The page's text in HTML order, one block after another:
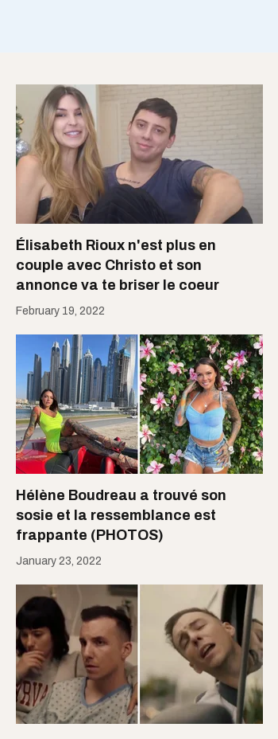
Élisabeth Rioux n'est plus en
couple avec Christo et son
annonce va te briser le coeur
February 19, 2022
Hélène Boudreau a trouvé son
sosie et la ressemblance est
frappante (PHOTOS)
January 23, 2022